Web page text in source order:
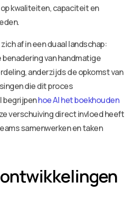
kwaliteiten, capaciteit en
af in een duaal landschap:
van handmatige
anderzijds de opkomst van
die dit proces
begrijpenhoe AI het boekhouden
verschuiving direct invloed heeft
samenwerken en taken